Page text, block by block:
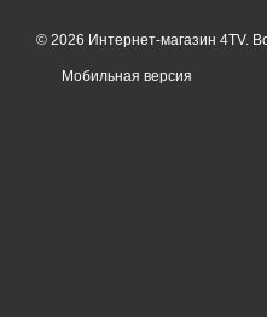
© 2026 Интернет-магазин 4TV.
Мобильная версия